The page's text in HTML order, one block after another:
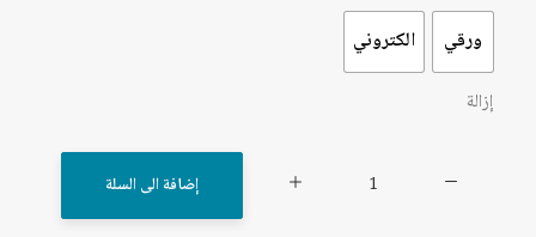
ورقي الكتروني
إزالة
إضافة الى السلة